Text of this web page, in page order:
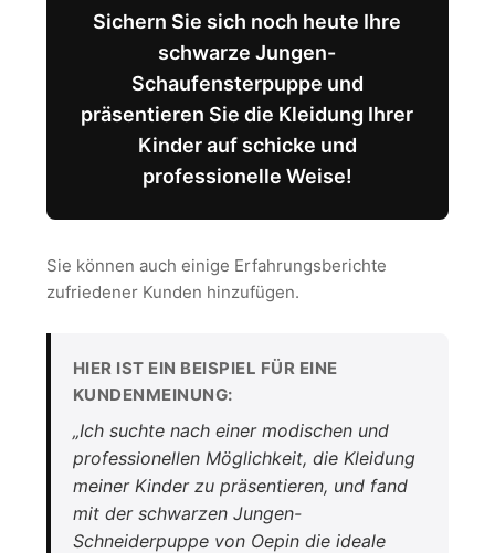
Sichern Sie sich noch heute Ihre
schwarze Jungen-
Schaufensterpuppe und
präsentieren Sie die Kleidung Ihrer
Kinder auf schicke und
professionelle Weise!
Sie können auch einige Erfahrungsberichte
zufriedener Kunden hinzufügen.
HIER IST EIN BEISPIEL FÜR EINE
KUNDENMEINUNG:
„Ich suchte nach einer modischen und
professionellen Möglichkeit, die Kleidung
meiner Kinder zu präsentieren, und fand
mit der schwarzen Jungen-
Schneiderpuppe von Oepin die ideale